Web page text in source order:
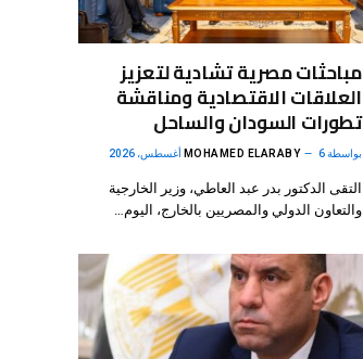
مباحثات مصرية تشادية لتعزيز
العلاقات الاقتصادية ومناقشة
تطورات السودان والساحل
بواسطة MOHAMED ELARABY 6 أغسطس، 2026
التقى الدكتور بدر عبد العاطي، وزير الخارجية
والتعاون الدولي والمصريين بالخارج، اليوم…